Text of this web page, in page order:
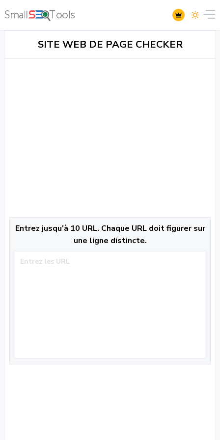
SITE WEB DE PAGE CHECKER
Entrez jusqu'à 10 URL. Chaque URL doit figurer sur
une ligne distincte.